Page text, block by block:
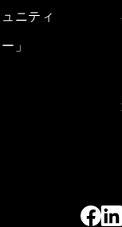
ニティ
」